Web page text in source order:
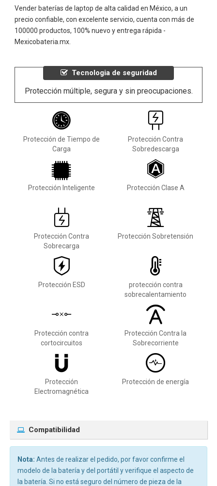
Vender baterías de laptop de alta calidad en México, a un
precio confiable, con excelente servicio, cuenta con más de
100000 productos, 100% nuevo y entrega rápida -
Mexicobateria.mx.
Tecnologia de seguridad
Protección múltiple, segura y sin preocupaciones.
Protección de Tiempo de
Carga
Protección Contra
Sobredescarga
Protección Inteligente Protección Clase A
Protección Contra
Sobrecarga
Protección Sobretensión
Protección ESD
protección contra
sobrecalentamiento
Protección contra
cortocircuitos
Protección Contra la
Sobrecorriente
Protección
Electromagnética
Protección de energía
Compatibilidad
Nota: Antes de realizar el pedido, por favor confirme el
modelo de la batería y del portátil y verifique el aspecto de
la batería. Si no está seguro del número de pieza de la